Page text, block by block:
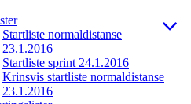
Startliste normaldistanse
23.1.2016
Startliste sprint 24.1.2016
Krinsvis startliste normaldistanse
23.1.2016